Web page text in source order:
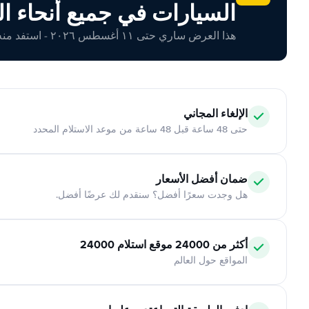
السيارات في جميع أنحاء
هذا العرض ساري حتى ١١ أغسطس ٢٠٢٦ - استفد منه اليوم!
الإلغاء المجاني
حتى 48 ساعة قبل 48 ساعة من موعد الاستلام المحدد
ضمان أفضل الأسعار
هل وجدت سعرًا أفضل؟ سنقدم لك عرضًا أفضل.
أكثر من 24000 موقع استلام 24000
المواقع حول العالم